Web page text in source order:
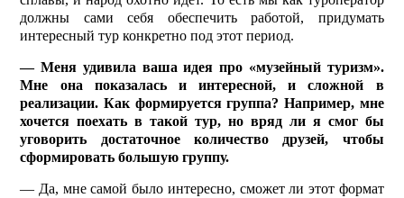
должны сами себя обеспечить работой, придумать
интересный тур конкретно под этот период.
— Меня удивила ваша идея про «музейный туризм».
Мне она показалась и интересной, и сложной в
реализации. Как формируется группа? Например, мне
хочется поехать в такой тур, но вряд ли я смог бы
уговорить достаточное количество друзей, чтобы
сформировать большую группу.
— Да, мне самой было интересно, сможет ли этот формат